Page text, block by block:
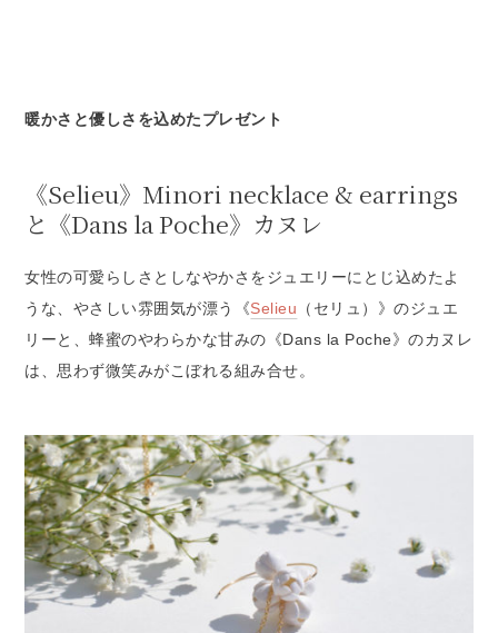
暖かさと優しさを込めたプレゼント
《Selieu》Minori necklace & earrings
と《Dans la Poche》カヌレ
女性の可愛らしさとしなやかさをジュエリーにとじ込めたよ
うな、やさしい雰囲気が漂う《Selieu （セリュ）》のジュエ
リーと、蜂蜜のやわらかな甘みの《Dans la Poche》のカヌレ
は、思わず微笑みがこぼれる組み合せ。